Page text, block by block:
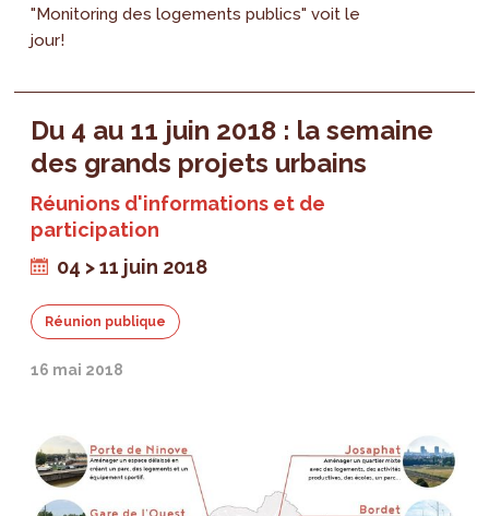
"Monitoring des logements publics" voit le
jour!
Du 4 au 11 juin 2018 : la semaine
des grands projets urbains
Réunions d'informations et de
participation
04 > 11 juin 2018
Réunion publique
16 mai 2018